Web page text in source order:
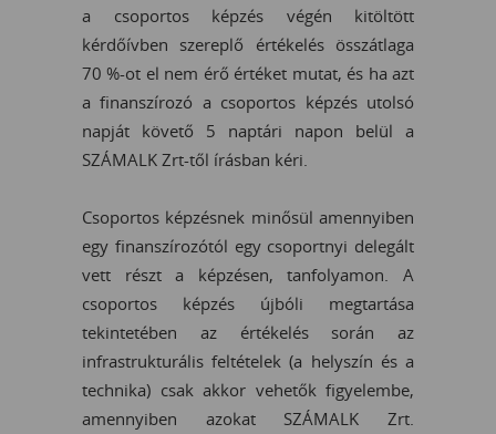
a csoportos képzés végén kitöltött
kérdőívben szereplő értékelés összátlaga
70 %-ot el nem érő értéket mutat, és ha azt
a finanszírozó a csoportos képzés utolsó
napját követő 5 naptári napon belül a
SZÁMALK Zrt-től írásban kéri.
Csoportos képzésnek minősül amennyiben
egy finanszírozótól egy csoportnyi delegált
vett részt a képzésen, tanfolyamon. A
csoportos képzés újbóli megtartása
tekintetében az értékelés során az
infrastrukturális feltételek (a helyszín és a
technika) csak akkor vehetők figyelembe,
amennyiben azokat SZÁMALK Zrt.